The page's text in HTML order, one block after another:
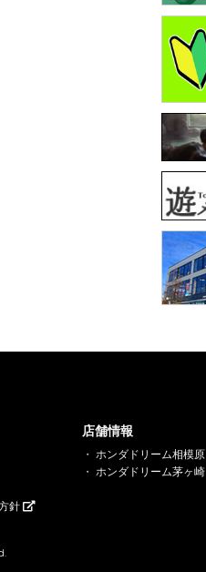
針
店舗情報
ホンダドリーム相模原
ホンダドリーム茅ヶ崎